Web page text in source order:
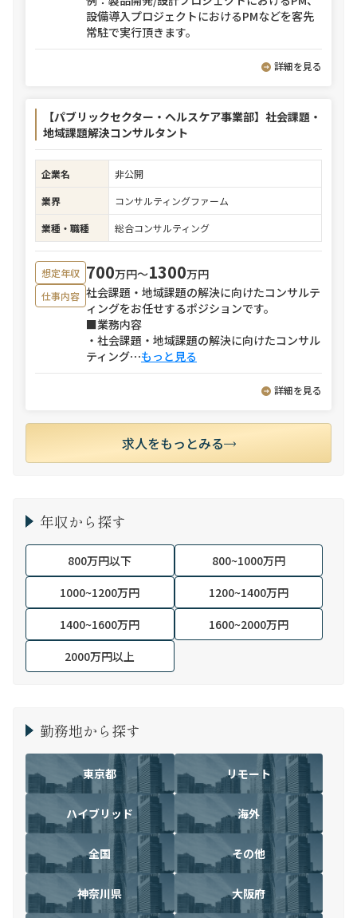
設備導入プロジェクトにおけるPMなどを客先
常駐で実行頂きます。
詳細を見る
【パブリックセクター・ヘルスケア事業部】社会課題・
地域課題解決コンサルタント
企業名
非公開
業界
コンサルティングファーム
業種・職種
総合コンサルティング
想定年収 700万円〜1300万円
仕事内容 社会課題・地域課題の解決に向けたコンサルテ
ィングをお任せするポジションです。
■業務内容
・社会課題・地域課題の解決に向けたコンサル
ティング⋯もっと見る
詳細を見る
求人をもっとみる
年収から探す
800万円以下
800~1000万円
1000~1200万円
1200~1400万円
1400~1600万円
1600~2000万円
2000万円以上
勤務地から探す
東京都 リモート
ハイブリッド 海外
全国 その他
神奈川県 大阪府